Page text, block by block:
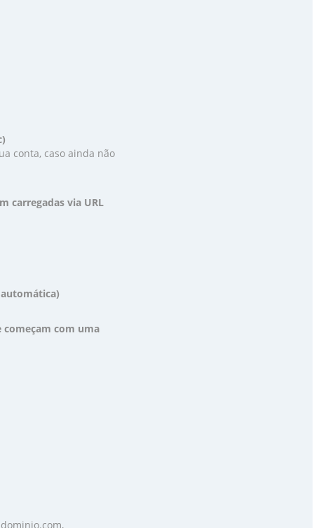
conta, caso ainda não
carregadas via URL
começam com uma